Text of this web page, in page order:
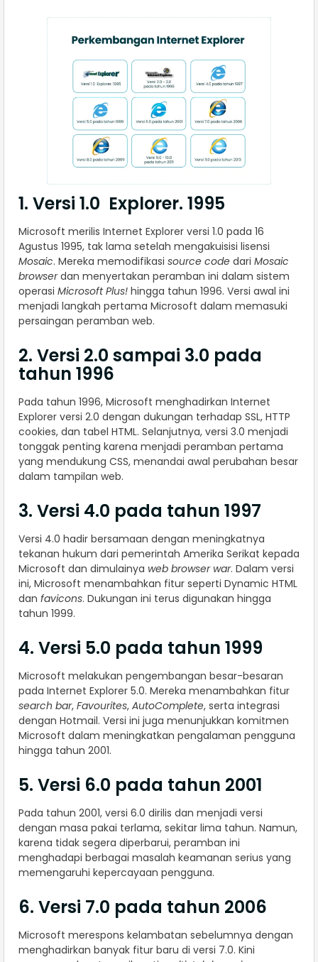
1. Versi 1.0 Explorer. 1995
Microsoft merilis Internet Explorer versi 1.0 pada 16
Agustus 1995, tak lama setelah mengakuisisi lisensi
Mosaic. Mereka memodifikasi source code dari Mosaic
browserdan menyertakan peramban ini dalam sistem
operasi Microsoft Plus! hingga tahun 1996. Versi awal ini
menjadi langkah pertama Microsoft dalam memasuki
persaingan peramban web.
2. Versi 2.0 sampai 3.0 pada
tahun 1996
Pada tahun 1996, Microsoft menghadirkan Internet
Explorer versi 2.0 dengan dukungan terhadap SSL, HTTP
cookies, dan tabel HTML. Selanjutnya, versi 3.0 menjadi
tonggak penting karena menjadi peramban pertama
yang mendukung CSS, menandai awal perubahan besar
dalam tampilan web.
3. Versi 4.0 pada tahun 1997
Versi 4.0 hadir bersamaan dengan meningkatnya
tekanan hukum dari pemerintah Amerika Serikat kepada
Microsoft dan dimulainya web browser war. Dalam versi
ini, Microsoft menambahkan fitur seperti Dynamic HTML
dan favicons. Dukungan ini terus digunakan hingga
tahun 1999.
4. Versi 5.0 pada tahun 1999
Microsoft melakukan pengembangan besar-besaran
pada Internet Explorer 5.0. Mereka menambahkan fitur
search bar, Favourites, AutoComplete, serta integrasi
dengan Hotmail. Versi ini juga menunjukkan komitmen
Microsoft dalam meningkatkan pengalaman pengguna
hingga tahun 2001.
5. Versi 6.0 pada tahun 2001
Pada tahun 2001, versi 6.0 dirilis dan menjadi versi
dengan masa pakai terlama, sekitar lima tahun. Namun,
karena tidak segera diperbarui, peramban ini
menghadapi berbagai masalah keamanan serius yang
memengaruhi kepercayaan pengguna.
6. Versi 7.0 pada tahun 2006
Microsoft merespons kelambatan sebelumnya dengan
menghadirkan banyak fitur baru di versi 7.0. Kini